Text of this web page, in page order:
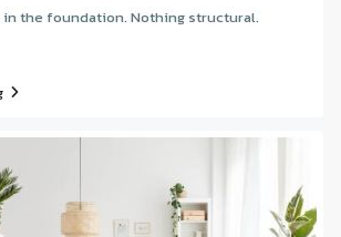
in the foundation. Nothing structural.